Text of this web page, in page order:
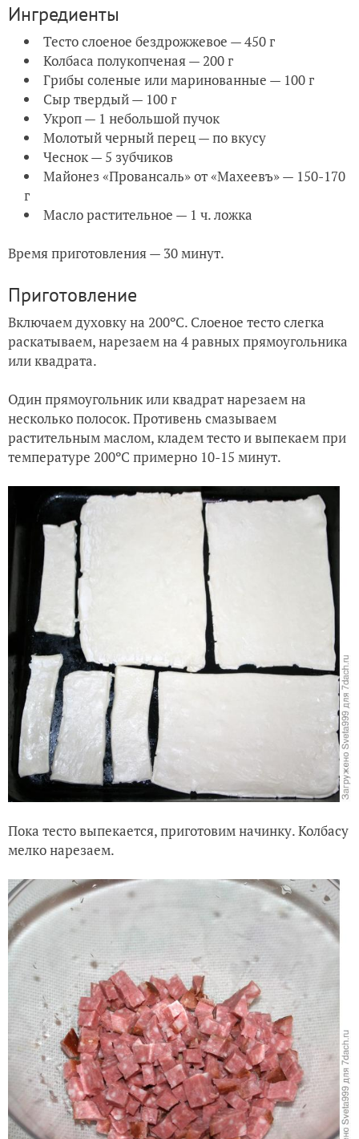
Ингредиенты
Тесто слоеное бездрожжевое — 450 г
Колбаса полукопченая — 200 г
Грибы соленые или маринованные — 100 г
Сыр твердый — 100 г
Укроп — 1 небольшой пучок
Молотый черный перец — по вкусу
Чеснок — 5 зубчиков
Майонез «Провансаль» от «Махеевъ» — 150-170
г
Масло растительное — 1 ч. ложка
Время приготовления — 30 минут.
Приготовление
Включаем духовку на 200ºC. Слоеное тесто слегка
раскатываем, нарезаем на 4 равных прямоугольника
или квадрата.
Один прямоугольник или квадрат нарезаем на
несколько полосок. Противень смазываем
растительным маслом, кладем тесто и выпекаем при
температуре 200ºC примерно 10-15 минут.
Пока тесто выпекается, приготовим начинку. Колбасу
мелко нарезаем.